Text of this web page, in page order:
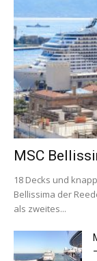
MSC
18 Decks und
Bellissima der
als zweites...